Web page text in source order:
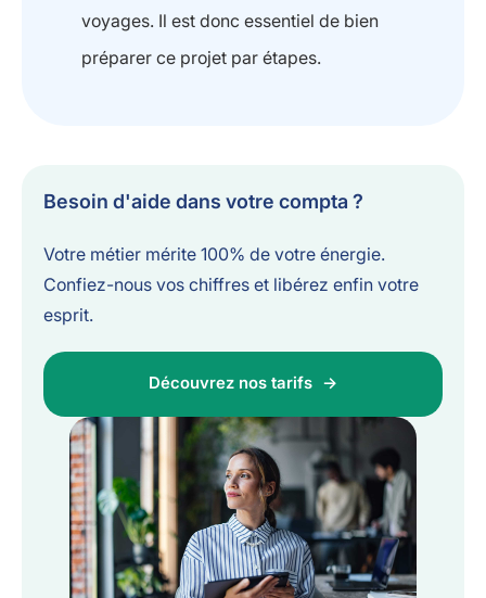
voyages. Il est donc essentiel de bien
préparer ce projet par étapes.
Besoin d'aide dans votre compta ?
Votre métier mérite 100% de votre énergie.
Confiez-nous vos chiffres et libérez enfin votre
esprit.
Découvrez nos tarifs